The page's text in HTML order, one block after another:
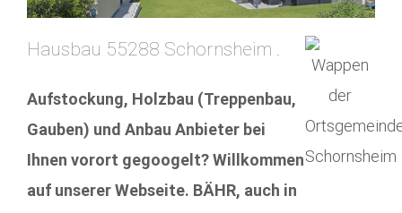
Hausbau 55288 Schornsheim .
Aufstockung, Holzbau (Treppenbau,
Gauben) und Anbau Anbieter bei
Ihnen vorort gegoogelt? Willkommen
auf unserer Webseite. BÄHR, auch in